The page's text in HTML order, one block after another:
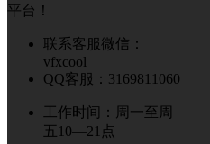
平台！
联系客服微信：
vfxcool
QQ客服：3169811060
工作时间：周一至周
五10—21点